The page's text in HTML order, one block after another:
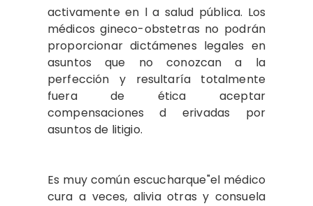
activamente en l a salud pública. Los
médicos gineco-obstetras no podrán
proporcionar dictámenes legales en
asuntos que no conozcan a la
perfección y resultaría totalmente
fuera de ética aceptar
compensaciones d erivadas por
asuntos de litigio.
Es muy común escucharque"el médico
cura a veces, alivia otras y consuela